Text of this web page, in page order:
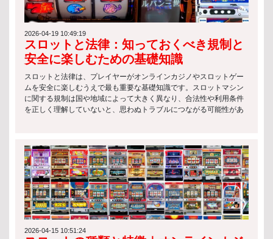
2026-04-19 10:49:19
スロットと法律：知っておくべき規制と
安全に楽しむための基礎知識
スロットと法律は、プレイヤーがオンラインカジノやスロットゲー
ムを安全に楽しむうえで最も重要な基礎知識です。スロットマシン
に関する規制は国や地域によって大きく異なり、合法性や利用条件
を正しく理解していないと、思わぬトラブルにつながる可能性があ
律上のポイントです： スロットマシンの運営には、各国の規制当局
によるライセンス取得が必要 違法に設置・提供されているスロット
の利用には罰則が科される場合がある 年齢制限や本人確認など、プ
レイヤー保護のためのルールが設けられている このようにスロット
と法律は密接に関係しており、単なる娯楽ではなく「ルールを理解
した上で楽しむゲーム」であることを意識することが重要です。 ス
ロットゲームの種類 クラシックスロット クラシックスロットは、最
もシンプルな構造を持つ伝統的なスロットゲームです。主に3リール
2026-04-15 10:51:24